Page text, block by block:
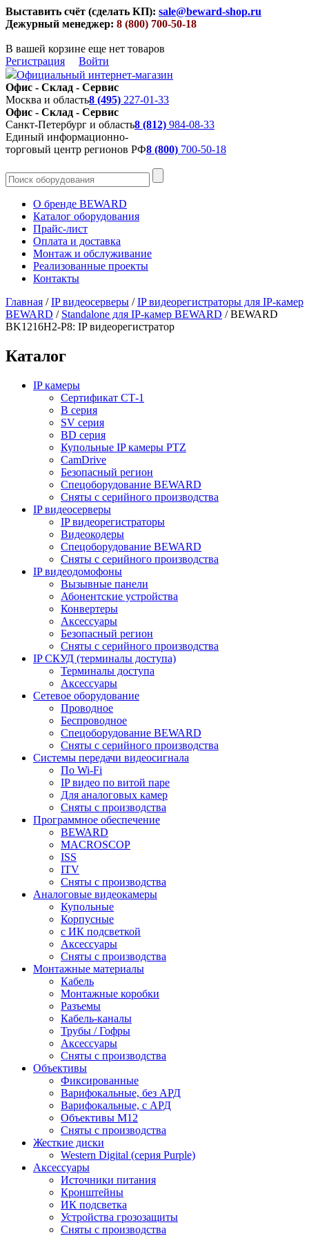
Выставить счёт (сделать КП): sale@beward-shop.ru
Дежурный менеджер: 8 (800) 700-50-18
В вашей корзине еще нет товаров
Регистрация
Войти
Официальный интернет-магазин
Офис - Склад - Сервис
Москва и область8 (495) 227-01-33
Офис - Склад - Сервис
Санкт-Петербург и область8 (812) 984-08-33
Единый информационно-
торговый центр регионов РФ8 (800) 700-50-18
О бренде BEWARD
Каталог оборудования
Прайс-лист
Оплата и доставка
Монтаж и обслуживание
Реализованные проекты
Контакты
Главная /IP видеосерверы /IP видеорегистраторы для IP-камер
BEWARD / Standalone для IP-камер BEWARD /BEWARD
BK1216H2-P8: IP видеорегистратор
Каталог
IP камеры
Сертификат СТ-1
B серия
SV серия
BD серия
Купольные IP камеры PTZ
CamDrive
Безопасный регион
Спецоборудование BEWARD
Сняты с серийного производства
IP видеосерверы
IP видеорегистраторы
Видеокодеры
Спецоборудование BEWARD
Сняты с серийного производства
IP видеодомофоны
Вызывные панели
Абонентские устройства
Конвертеры
Аксессуары
Безопасный регион
Сняты с серийного производства
IP СКУД (терминалы доступа)
Терминалы доступа
Аксессуары
Сетевое оборудование
Проводное
Беспроводное
Спецоборудование BEWARD
Сняты с серийного производства
Системы передачи видеосигнала
По Wi-Fi
IP видео по витой паре
Для аналоговых камер
Сняты с производства
Программное обеспечение
BEWARD
MACROSCOP
ISS
ITV
Сняты с производства
Аналоговые видеокамеры
Купольные
Корпусные
c ИК подсветкой
Аксессуары
Сняты с производства
Монтажные материалы
Кабель
Монтажные коробки
Разъемы
Кабель-каналы
Трубы / Гофры
Аксессуары
Сняты с производства
Объективы
Фиксированные
Варифокальные, без АРД
Варифокальные, с АРД
Объективы M12
Сняты с производства
Жесткие диски
Western Digital (серия Purple)
Аксессуары
Источники питания
Кронштейны
ИК подсветка
Устройства грозозащиты
Сняты с производства